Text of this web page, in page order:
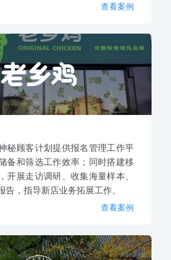
查看案例
秘顾客计划提供报名管理工作平
备和筛选工作效率；同时搭建移
开展走访调研、收集海量样本、
告，指导新店业务拓展工作。
查看案例